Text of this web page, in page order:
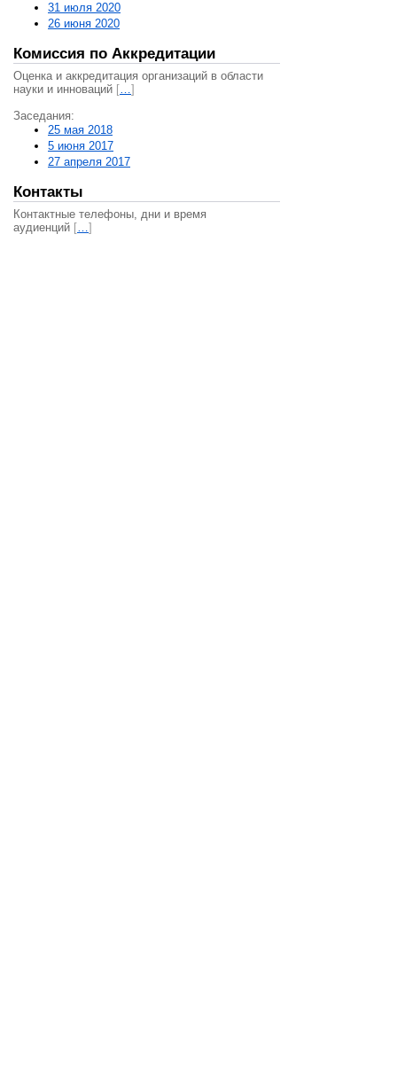
31 июля 2020
26 июня 2020
Комиссия по Аккредитации
Оценка и аккредитация организаций в области
науки и инноваций […]
Заседания:
25 мая 2018
5 июня 2017
27 апреля 2017
Контакты
Контактные телефоны, дни и время
аудиенций […]